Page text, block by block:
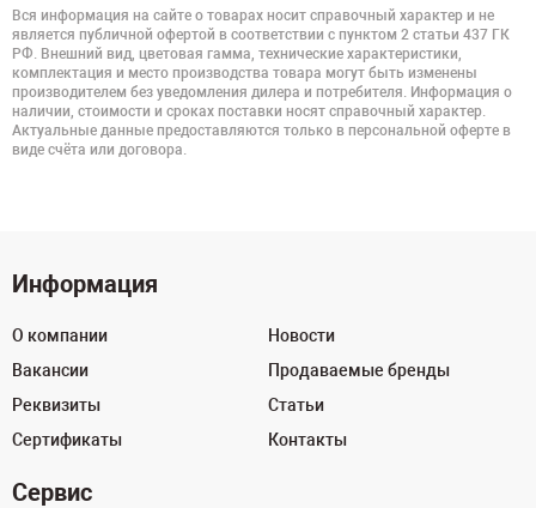
Вся информация на сайте о товарах носит справочный характер и не
является публичной офертой в соответствии с пунктом 2 статьи 437 ГК
РФ. Внешний вид, цветовая гамма, технические характеристики,
комплектация и место производства товара могут быть изменены
производителем без уведомления дилера и потребителя. Информация о
наличии, стоимости и сроках поставки носят справочный характер.
Актуальные данные предоставляются только в персональной оферте в
виде счёта или договора.
Информация
О компании
Вакансии
Реквизиты
Сертификаты
Новости
Продаваемые бренды
Статьи
Контакты
Сервис